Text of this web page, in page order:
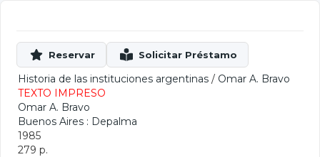
Historia de las instituciones argentinas / Omar A. Bravo
TEXTO IMPRESO
Omar A. Bravo
Buenos Aires : Depalma
1985
279 p.